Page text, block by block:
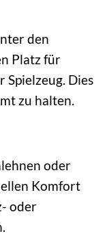
den
Platz für
Spielzeug. Dies
zu halten.
oder
Komfort
oder